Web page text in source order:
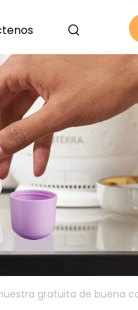
gratuita de buena